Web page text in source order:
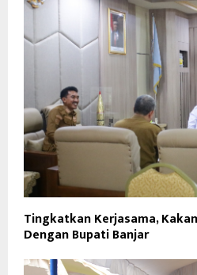
Tingkatkan Kerjasama,
Dengan Bupati Banjar